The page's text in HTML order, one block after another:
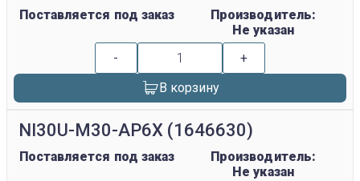
Поставляется под заказ
Производитель:
Не указан
-
+
В корзину
NI30U-M30-AP6X (1646630)
Поставляется под заказ
Производитель:
Не указан